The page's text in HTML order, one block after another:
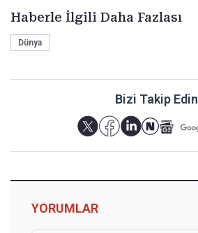
Haberle İlgili Daha Fazlası
Dünya
Bizi Takip Edin
YORUMLAR